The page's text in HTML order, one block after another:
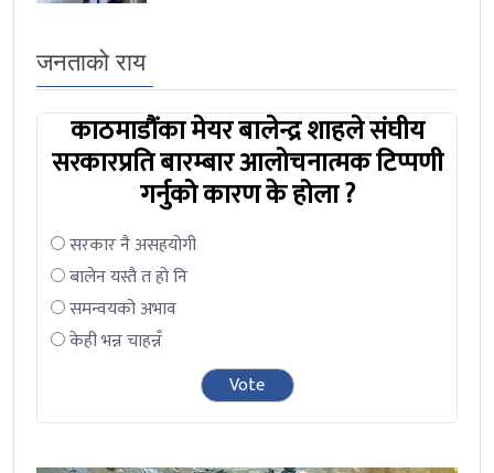
जनताको राय
काठमाडौंका मेयर बालेन्द्र शाहले संघीय
सरकारप्रति बारम्बार आलोचनात्मक टिप्पणी
गर्नुको कारण के होला ?
सरकार नै असहयोगी
बालेन यस्तै त हो नि
समन्वयको अभाव
केही भन्न चाहन्नँ